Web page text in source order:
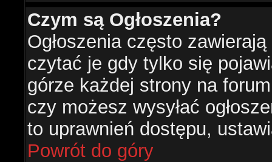
Czym są Ogłoszenia?
Ogłoszenia często
czytać je gdy tylko się
górze każdej strony na
czy możesz wysyłać
to uprawnień dostępu,
Powrót do góry